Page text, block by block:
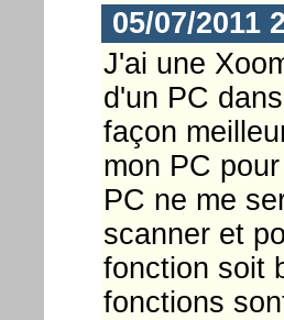
05/07/2011
J'ai une
d'un PC
façon
mon PC
PC ne me
scanner et
fonction soit
fonctions